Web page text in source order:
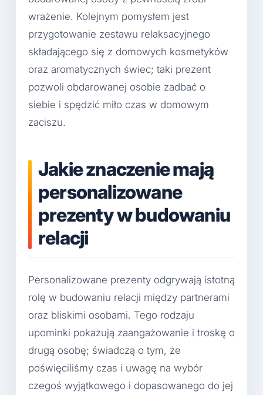
wrażenie. Kolejnym pomysłem jest
przygotowanie zestawu relaksacyjnego
składającego się z domowych kosmetyków
oraz aromatycznych świec; taki prezent
pozwoli obdarowanej osobie zadbać o
siebie i spędzić miło czas w domowym
zaciszu.
Jakie znaczenie mają
personalizowane
prezenty w budowaniu
relacji
Personalizowane prezenty odgrywają istotną
rolę w budowaniu relacji między partnerami
oraz bliskimi osobami. Tego rodzaju
upominki pokazują zaangażowanie i troskę o
drugą osobę; świadczą o tym, że
poświęciliśmy czas i uwagę na wybór
czegoś wyjątkowego i dopasowanego do jej